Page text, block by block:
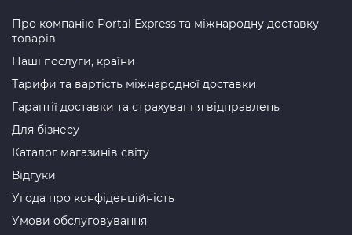
Про компанію Portal Express та міжнародну доставку
товарів
Наші послуги, країни
Тарифи та вартість міжнародної доставки
Гарантії доставки та страхування відправлень
Для бізнесу
Каталог магазинів світу
Відгуки
Угода про конфіденційність
Умови обслуговування